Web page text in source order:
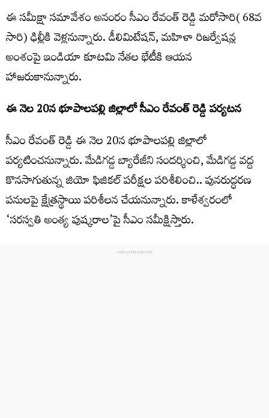
ఈ సమీక్షా సమావేశం అనంరం సీఎం రేవంత్ రెడ్డి మరోసారి( 68వ
సారి) ఢిల్లీకి వెళ్లనున్నారు. డీలిమిటేషన్, మహిళా రిజర్వేషన్ల
అంశంపై ఇండియా కూటమి నేతల భేటీకి ఆయన
హాజరుకానున్నారు.
ఈ నెల 20న భూపాలపల్లి జిల్లాలో సీఎం రేవంత్ రెడ్డి పర్యటన
సీఎం రేవంత్ రెడ్డి ఈ నెల 20న భూపాలపల్లి జిల్లాలో
పర్యటించనున్నారు. మేడిగడ్డ బ్యారేజీని సందర్శించి, మేడిగడ్డ వద్ద
కొనసాగుతున్న జియో ఫిజికల్ పరీక్షల పరిశీలించి.. పునరుద్ధరణ
పనులపై క్షేత్రస్థాయి పరిశీలన చేయనున్నారు. కాళేశ్వరంలో
‘సరస్వతి అంత్య పుష్కరాల’పై సీఎం సమీక్షిస్తారు.